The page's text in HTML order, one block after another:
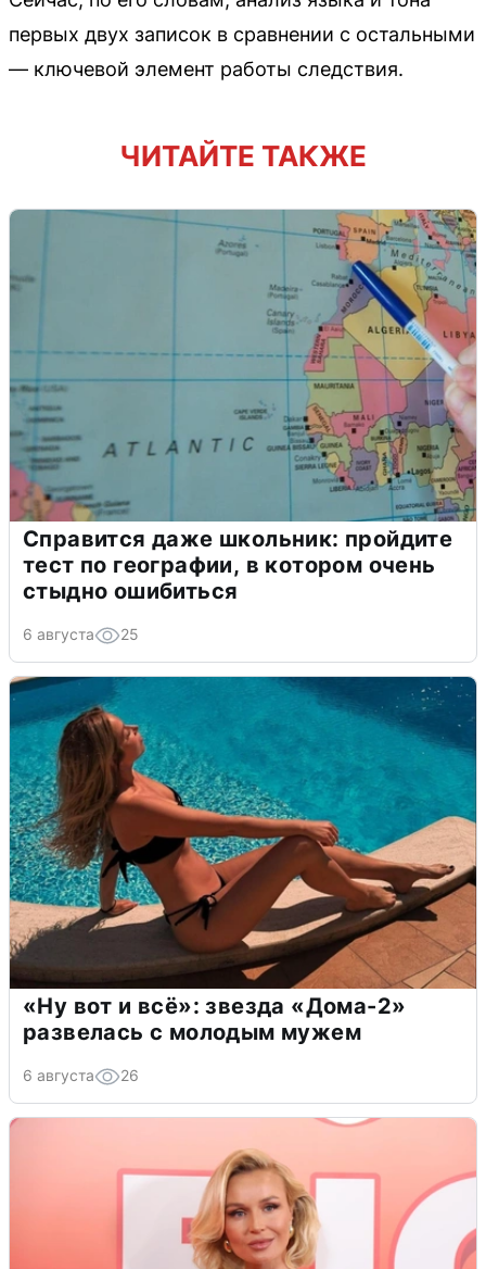
первых двух записок в сравнении с остальными
— ключевой элемент работы следствия.
ЧИТАЙТЕ ТАКЖЕ
Справится даже школьник: пройдите
тест по географии, в котором очень
стыдно ошибиться
6 августа 25
«Ну вот и всё»: звезда «Дома-2»
развелась с молодым мужем
6 августа 26